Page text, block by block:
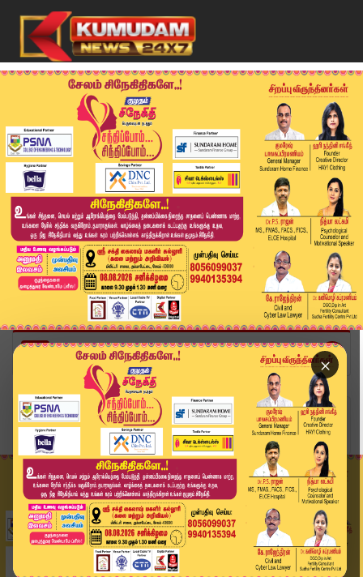
×
Home
வீடியோ ஸ்டோரி
அரசுக்கு வழங்கப்பட்ட துணைவேந்தர் நியமன அதிகாரம்...